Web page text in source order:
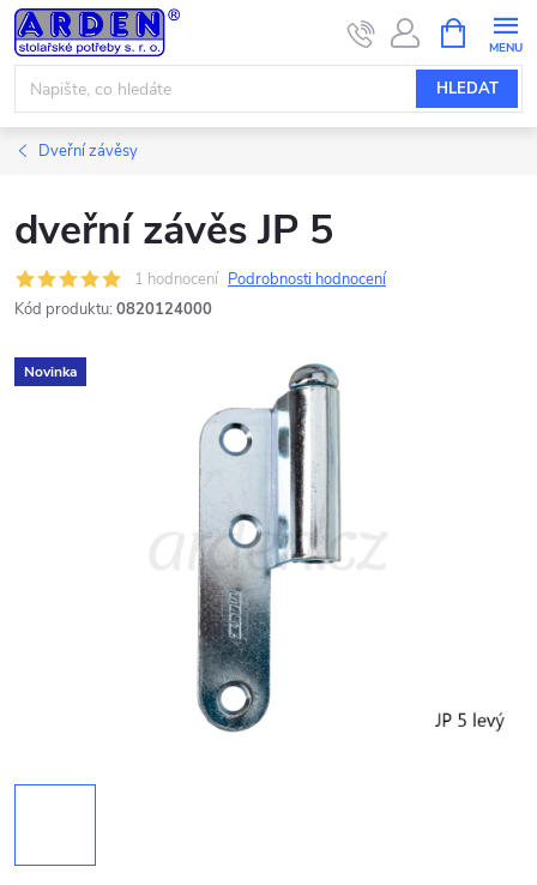
Přejít
na
obsah
HLEDAT
NÁKUPNÍ
KOŠÍK
Dveřní závěsy
dveřní závěs JP 5
1 hodnocení Podrobnosti hodnocení
Kód produktu: 0820124000
Novinka